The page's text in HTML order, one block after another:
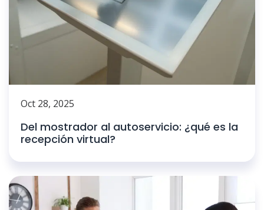
Oct 28, 2025
Del mostrador al autoservicio: ¿qué es la
recepción virtual?